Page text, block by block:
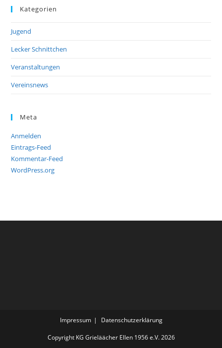
Kategorien
Jugend
Lecker Schnittchen
Veranstaltungen
Vereinsnews
Meta
Anmelden
Eintrags-Feed
Kommentar-Feed
WordPress.org
Impressum Datenschutzerklärung
Copyright KG Grieläächer Ellen 1956 e.V. 2026